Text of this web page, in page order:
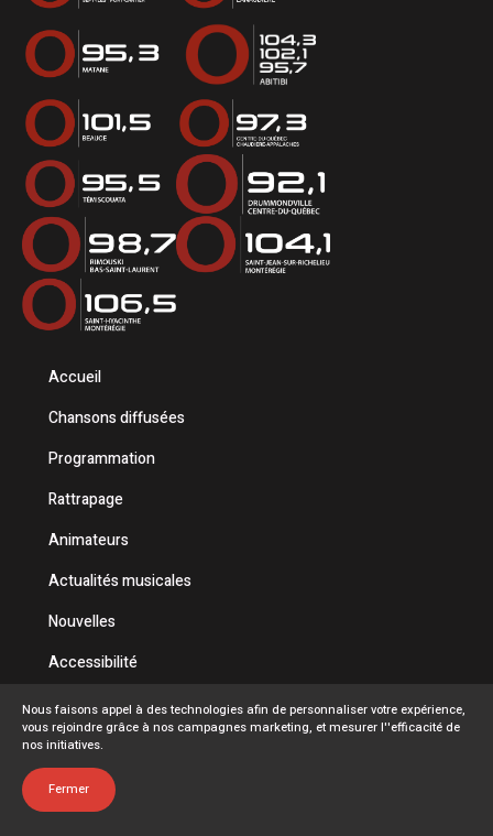
Accueil
Chansons diffusées
Programmation
Rattrapage
Animateurs
Actualités musicales
Nouvelles
Accessibilité
Politique de confidentialité
Conditions d'utilisation
FAQ
Nous faisons appel à des technologies afin de personnaliser votre expérience,
vous rejoindre grâce à nos campagnes marketing, et mesurer l''efficacité de
nos initiatives.
Fermer